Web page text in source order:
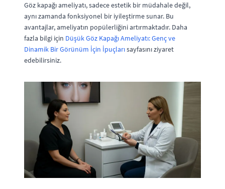
Göz kapağı ameliyatı, sadece estetik bir müdahale değil,
aynı zamanda fonksiyonel bir iyileştirme sunar. Bu
avantajlar, ameliyatın popülerliğini artırmaktadır. Daha
fazla bilgi için Düşük Göz Kapağı Ameliyatı: Genç ve
Dinamik Bir Görünüm İçin İpuçlarısayfasını ziyaret
edebilirsiniz.